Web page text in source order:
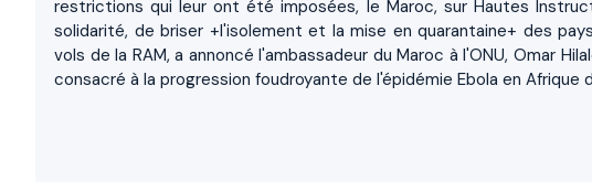
restrictions qui leur ont été imposées, le Maroc, sur Hautes
solidarité, de briser +l'isolement et la mise en quarantaine+ des
vols de la RAM, a annoncé l'ambassadeur du Maroc à l'ONU, Omar
consacré à la progression foudroyante de l'épidémie Ebola en Afrique